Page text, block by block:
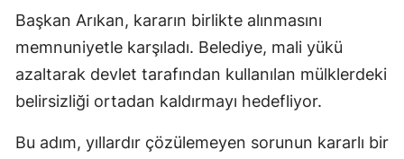
Başkan Arıkan, kararın birlikte alınmasını
memnuniyetle karşıladı. Belediye, mali yükü
azaltarak devlet tarafından kullanılan mülklerdeki
belirsizliği ortadan kaldırmayı hedefliyor.
Bu adım, yıllardır çözülemeyen sorunun kararlı bir